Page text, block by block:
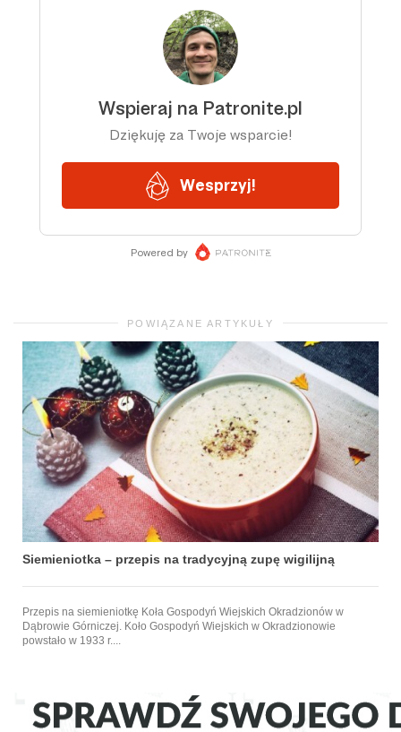
POWIĄZANE ARTYKUŁY
Siemieniotka – przepis na tradycyjną zupę wigilijną
Przepis na siemieniotkę Koła Gospodyń Wiejskich Okradzionów w
Dąbrowie Górniczej. Koło Gospodyń Wiejskich w Okradzionowie
powstało w 1933 r....